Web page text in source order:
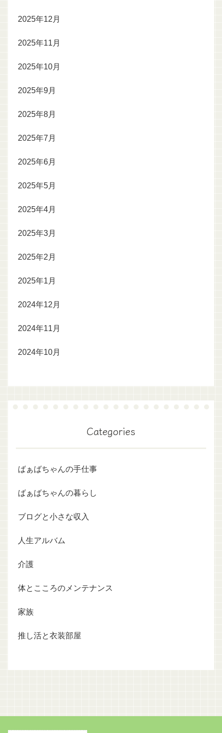
2025年12月
2025年11月
2025年10月
2025年9月
2025年8月
2025年7月
2025年6月
2025年5月
2025年4月
2025年3月
2025年2月
2025年1月
2024年12月
2024年11月
2024年10月
Categories
ばぁばちゃんの手仕事
ばぁばちゃんの暮らし
ブログと小さな収入
人生アルバム
介護
体とこころのメンテナンス
家族
推し活と衣装部屋